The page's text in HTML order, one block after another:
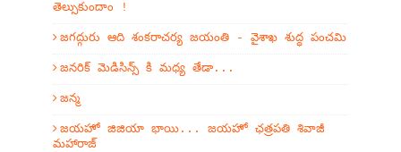
తెల్సుకుందాం !
జగద్గురు ఆది శంకరాచర్య జయంతి - వైశాఖ శుద్ధ పంచమి
జనరిక్ మెడిసిన్స్ కి మధ్య తేడా...
జన్మ
జయహో జిజియా భాయి... జయహో ఛత్రపతి శివాజీ
మహారాజ్